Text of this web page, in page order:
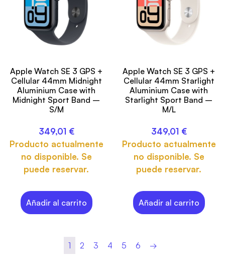
Apple Watch SE 3 GPS +
Cellular 44mm Midnight
Aluminium Case with
Midnight Sport Band –
S/M
349,01 €
Producto actualmente
no disponible. Se
puede reservar.
Añadir al carrito
Apple Watch SE 3 GPS +
Cellular 44mm Starlight
Aluminium Case with
Starlight Sport Band –
M/L
349,01 €
Producto actualmente
no disponible. Se
puede reservar.
Añadir al carrito
1 2 3 4 5 6 →